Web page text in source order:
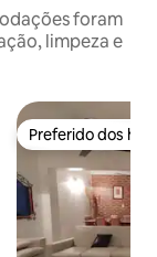
foram
limpeza e
Preferido dos
Preferido dos